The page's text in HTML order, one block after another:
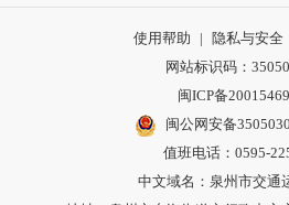
使用帮助 | 隐私与安全
网站标识码：
闽ICP备
闽公网安备
值班电话：0595-
中文域名：泉州市交通